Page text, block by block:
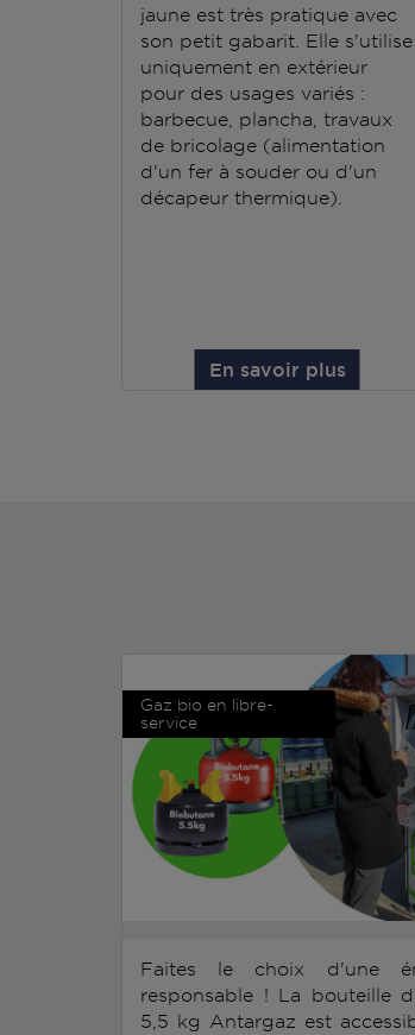
jaune est très pratique avec
son petit gabarit. Elle s'utilise
uniquement en extérieur
pour des usages variés :
barbecue, plancha, travaux
de bricolage (alimentation
d'un fer à souder ou d'un
décapeur thermique).
En savoir plus
Gaz bio en libre-
service
Faites le choix d'une
responsable ! La bouteille
5,5 kg Antargaz est